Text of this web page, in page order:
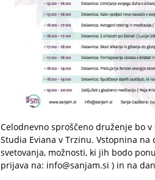
Celodnevno sproščeno druženje bo
Studia Eviana v Trzinu. Vstopnina
svetovanja, možnosti, ki jih bodo
prijava na: info@sanjam.si ) in na